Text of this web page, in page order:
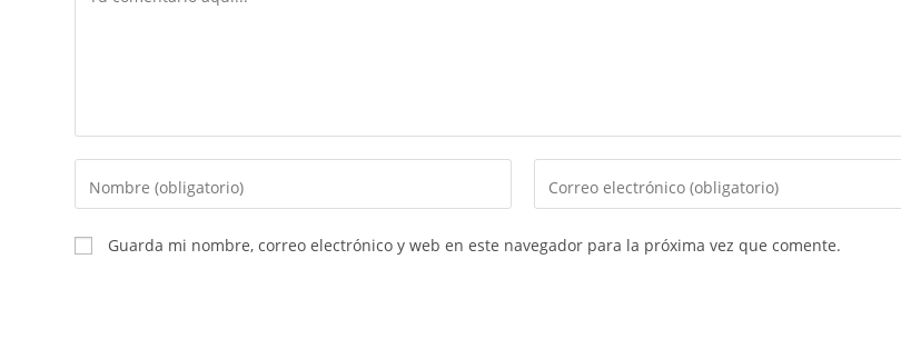
Guarda mi nombre, correo electrónico y web en este navegador para la próxima vez que comente.